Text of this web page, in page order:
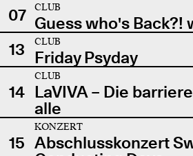
07
CLUB
Guess who's Back?!
13
CLUB
Friday Psyday
14
CLUB
LaVIVA – Die
alle
15
KONZERT
Abschlusskonzert